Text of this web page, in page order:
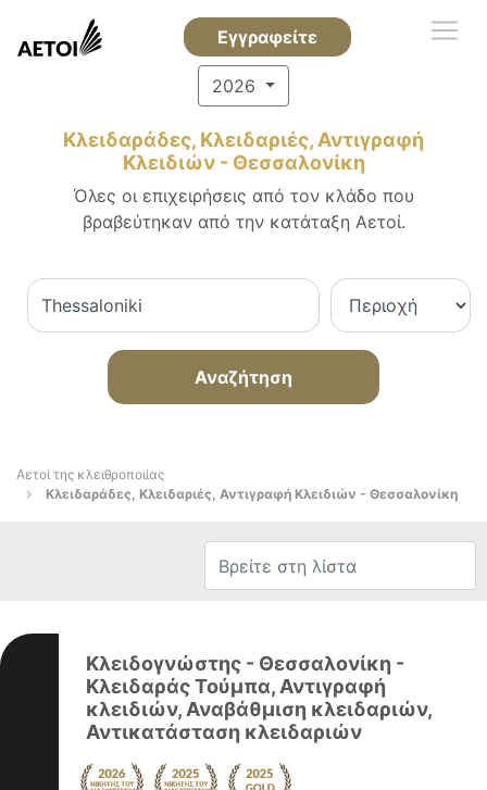
Εγγραφείτε
2026
Κλειδαράδες, Κλειδαριές, Αντιγραφή
Κλειδιών - Θεσσαλονίκη
Όλες οι επιχειρήσεις από τον κλάδο που
βραβεύτηκαν από την κατάταξη Αετοί.
Αναζήτηση
Αετοί της κλειθροποιίας
Κλειδαράδες, Κλειδαριές, Αντιγραφή Κλειδιών - Θεσσαλονίκη
Κλειδογνώστης - Θεσσαλονίκη -
Κλειδαράς Τούμπα, Αντιγραφή
κλειδιών, Αναβάθμιση κλειδαριών,
Αντικατάσταση κλειδαριών